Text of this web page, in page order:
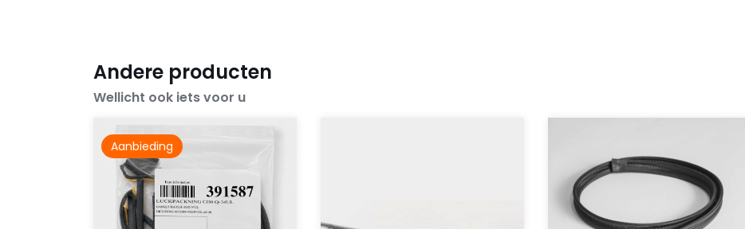
Andere producten
Wellicht ook iets voor u
Aanbieding